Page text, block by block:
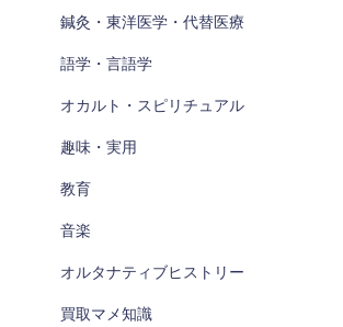
鍼灸・東洋医学・代替医療
語学・言語学
オカルト・スピリチュアル
趣味・実用
教育
音楽
オルタナティブヒストリー
買取マメ知識